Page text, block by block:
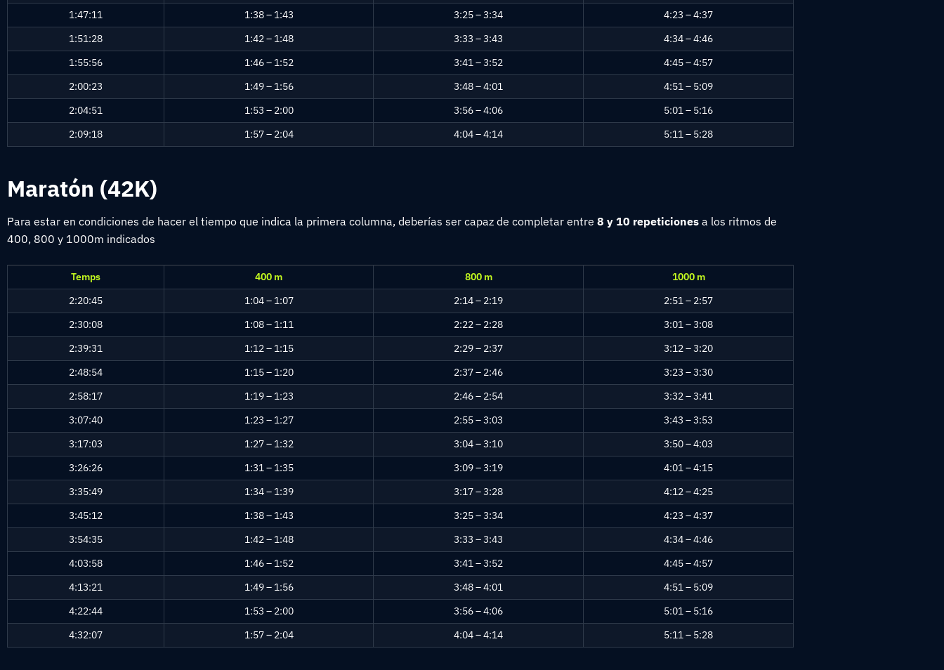
1:47:11
1:38 – 1:43 3:25 – 3:34
4:23 – 4:37
1:51:28
1:42 – 1:48 3:33 – 3:43
4:34 – 4:46
1:55:56
1:46 – 1:52 3:41 – 3:52
4:45 – 4:57
2:00:23
1:49 – 1:56 3:48 – 4:01
4:51 – 5:09
2:04:51
1:53 – 2:00 3:56 – 4:06
5:01 – 5:16
2:09:18
1:57 – 2:04 4:04 – 4:14 5:11 – 5:28
Maratón (42K)
Para estar en condiciones de hacer el tiempo que indica la primera columna, deberías ser capaz de completar entre 8 y 10 repeticiones a los ritmos de
400, 800 y 1000m indicados
Temps 400 m 800 m
1000 m
2:20:45
1:04 – 1:07 2:14 – 2:19
2:51 – 2:57
2:30:08
1:08 – 1:11 2:22 – 2:28
3:01 – 3:08
2:39:31
1:12 – 1:15 2:29 – 2:37
3:12 – 3:20
2:48:54
1:15 – 1:20 2:37 – 2:46
3:23 – 3:30
2:58:17
1:19 – 1:23 2:46 – 2:54
3:32 – 3:41
3:07:40
1:23 – 1:27 2:55 – 3:03
3:43 – 3:53
3:17:03
1:27 – 1:32 3:04 – 3:10
3:50 – 4:03
3:26:26
1:31 – 1:35 3:09 – 3:19
4:01 – 4:15
3:35:49
1:34 – 1:39 3:17 – 3:28
4:12 – 4:25
3:45:12
1:38 – 1:43 3:25 – 3:34
4:23 – 4:37
3:54:35
1:42 – 1:48 3:33 – 3:43
4:34 – 4:46
4:03:58
1:46 – 1:52 3:41 – 3:52
4:45 – 4:57
4:13:21
1:49 – 1:56 3:48 – 4:01
4:51 – 5:09
4:22:44
1:53 – 2:00 3:56 – 4:06
5:01 – 5:16
4:32:07
1:57 – 2:04 4:04 – 4:14 5:11 – 5:28